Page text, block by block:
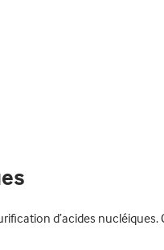
d’acides nucléiques.